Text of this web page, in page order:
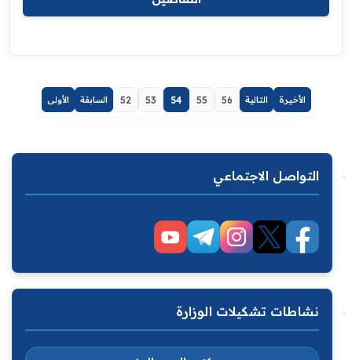
الأولى السابقة 52 53 54 55 56 التالية الأخيرة
التواصل الاجتماعي
نشاطات تشكيلات الوزارة